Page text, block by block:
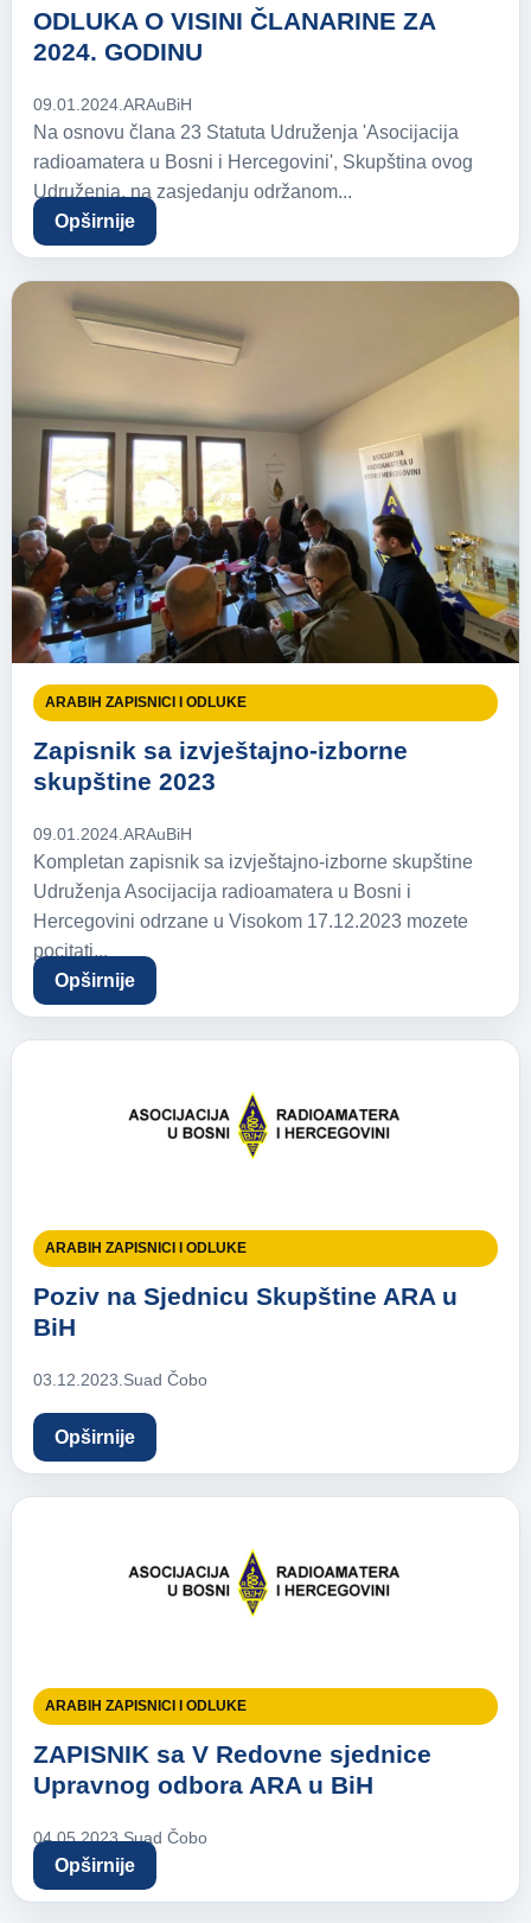
ODLUKA O VISINI ČLANARINE ZA
2024. GODINU
09.01.2024.ARAuBiH
Na osnovu člana 23 Statuta Udruženja 'Asocijacija
radioamatera u Bosni i Hercegovini', Skupština ovog
Udruženja, na zasjedanju održanom...
Opširnije
ARABIH ZAPISNICI I ODLUKE
Zapisnik sa izvještajno-izborne
skupštine 2023
09.01.2024. ARAuBiH
Kompletan zapisnik sa izvještajno-izborne skupštine
Udruženja Asocijacija radioamatera u Bosni i
Hercegovini odrzane u Visokom 17.12.2023 mozete
pocitati...
Opširnije
ARABIH ZAPISNICI I ODLUKE
Poziv na Sjednicu Skupštine ARA u
BiH
03.12.2023. Suad Čobo
Opširnije
ARABIH ZAPISNICI I ODLUKE
ZAPISNIK sa V Redovne sjednice
Upravnog odbora ARA u BiH
04.05.2023.Suad Čobo
Opširnije